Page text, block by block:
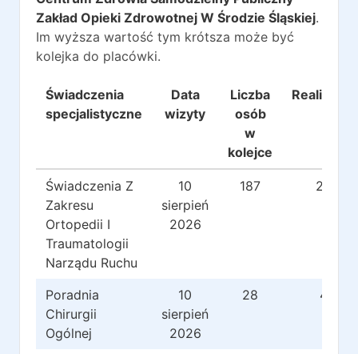
Zakład Opieki Zdrowotnej W Środzie Śląskiej.
Im wyższa wartość tym krótsza może być
kolejka do placówki.
Świadczenia
specjalistyczne
Data
wizyty
Liczba
osób
w
kolejce
Realizacje
Świadczenia Z
Zakresu
Ortopedii I
Traumatologii
Narządu Ruchu
10
sierpień
2026
187 26
Poradnia
Chirurgii
Ogólnej
10
sierpień
2026
28 4